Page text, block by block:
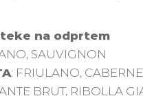
na odprtem
SAUVIGNON
: FRIULANO,
BRUT, RIBOLLA